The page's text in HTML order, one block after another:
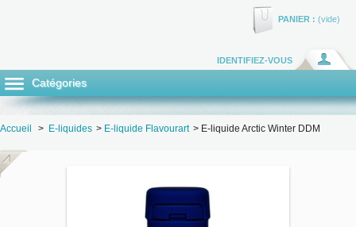
PANIER : (vide)
IDENTIFIEZ-VOUS
Catégories
Accueil > E-liquides > E-liquide Flavourart > E-liquide Arctic Winter DDM